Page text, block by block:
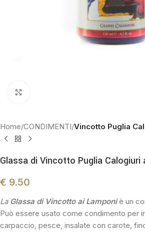
Home CONDIMENTI Vincotto Puglia
Glassa di Vincotto Puglia Calogiuri
€ 9.50
La Glassa di Vincotto ai Lamponiè un
Può essere usato come condimento per
carpaccio, pesce, insalate con carote,